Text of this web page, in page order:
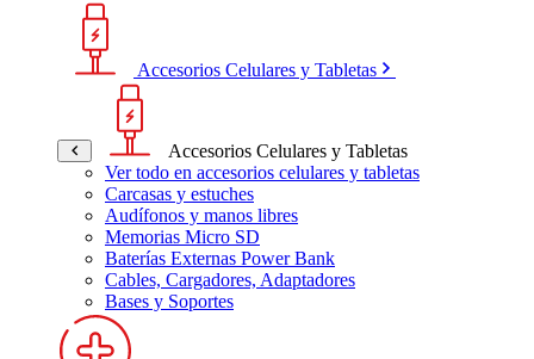
Accesorios Celulares y Tabletas
Accesorios Celulares y Tabletas
Ver todo en accesorios celulares y tabletas
Carcasas y estuches
Audífonos y manos libres
Memorias Micro SD
Baterías Externas Power Bank
Cables, Cargadores, Adaptadores
Bases y Soportes